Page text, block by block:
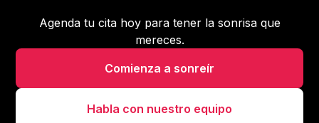
Agenda tu cita hoy para tener la sonrisa que
mereces.
Comienza a sonreír
Habla con nuestro equipo